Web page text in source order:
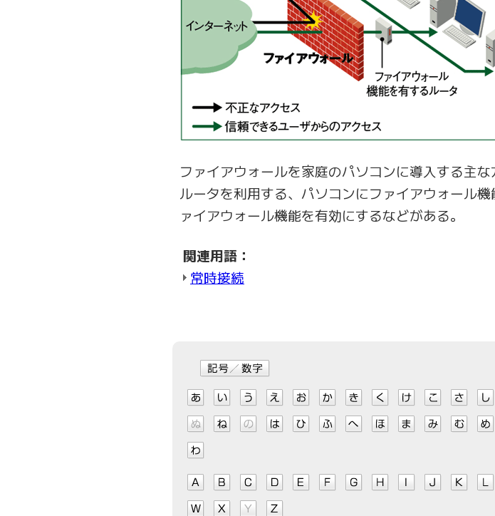
ファイアウォールを家庭のパソコンに導入する主
ルータを利用する、パソコンにファイアウォール
ァイアウォール機能を有効にするなどがある。
関連用語：
常時接続